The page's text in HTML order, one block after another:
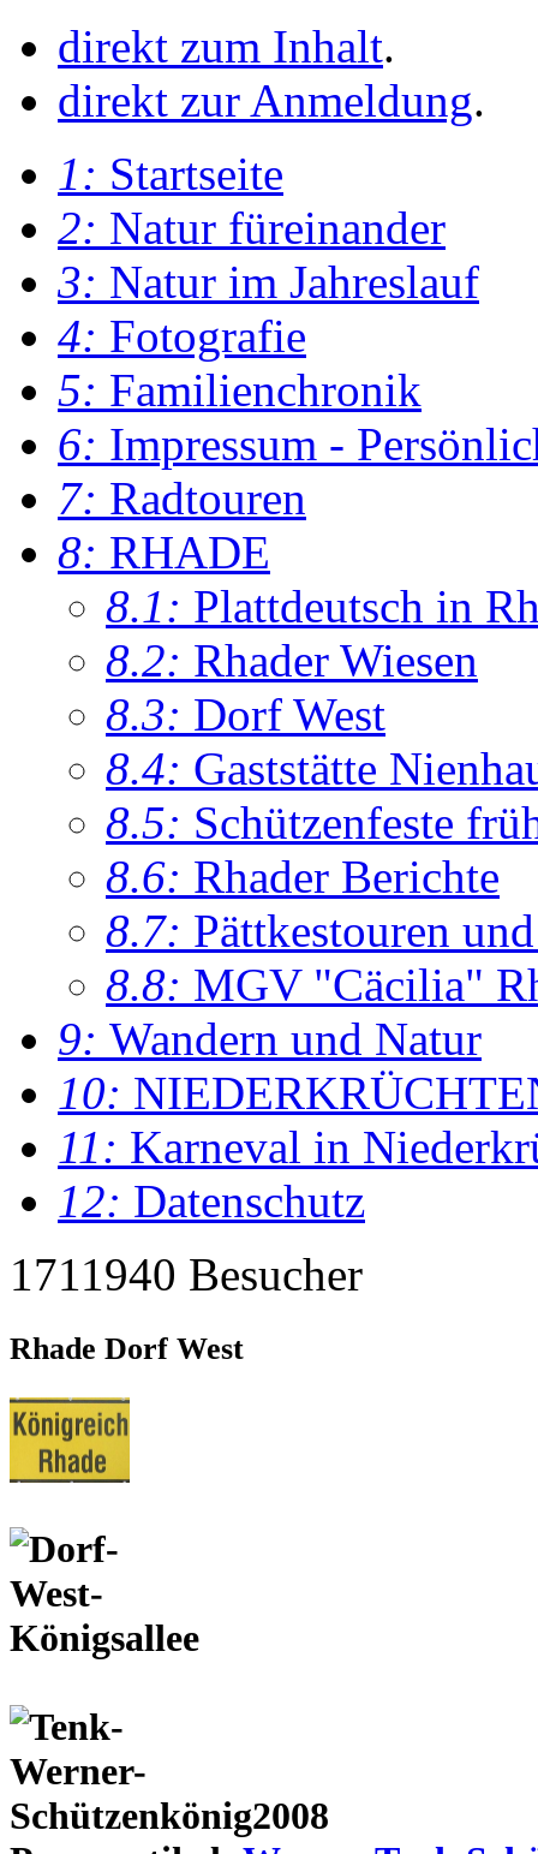
direkt zum Inhalt.
direkt zur Anmeldung.
1: Startseite
2: Natur füreinander
3: Natur im Jahreslauf
4: Fotografie
5: Familienchronik
6: Impressum -
7: Radtouren
8: RHADE
8.1: Plattdeutsch in
8.2: Rhader Wiesen
8.3: Dorf West
8.4: Gaststätte
8.5: Schützenfeste
8.6: Rhader Berichte
8.7: Pättkestouren
8.8: MGV "Cäcilia"
9: Wandern und Natur
10:
11: Karneval in
12: Datenschutz
1711940 Besucher
Rhade Dorf West